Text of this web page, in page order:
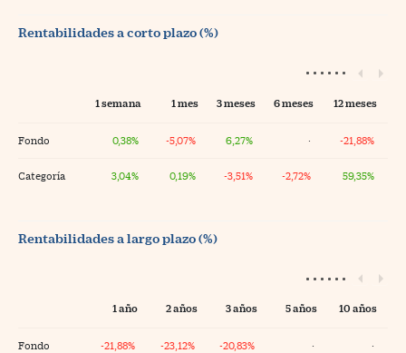
Rentabilidades a corto plazo (%)
1 semana 1 mes 3 meses 6 meses 12 meses
Fondo 0,38% -5,07% 6,27% · -21,88%
Categoría 3,04% 0,19% -3,51% -2,72% 59,35%
Rentabilidades a largo plazo (%)
1 año 2 años 3 años 5 años 10 años
Fondo -21,88% -23,12% -20,83% · ·